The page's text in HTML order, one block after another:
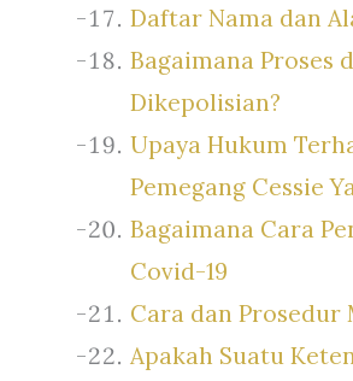
Daftar Nama dan
Bagaimana Proses
Dikepolisian?
Upaya Hukum
Pemegang Cessie
Bagaimana Cara
Covid-19
Cara dan Prosedur
Apakah Suatu